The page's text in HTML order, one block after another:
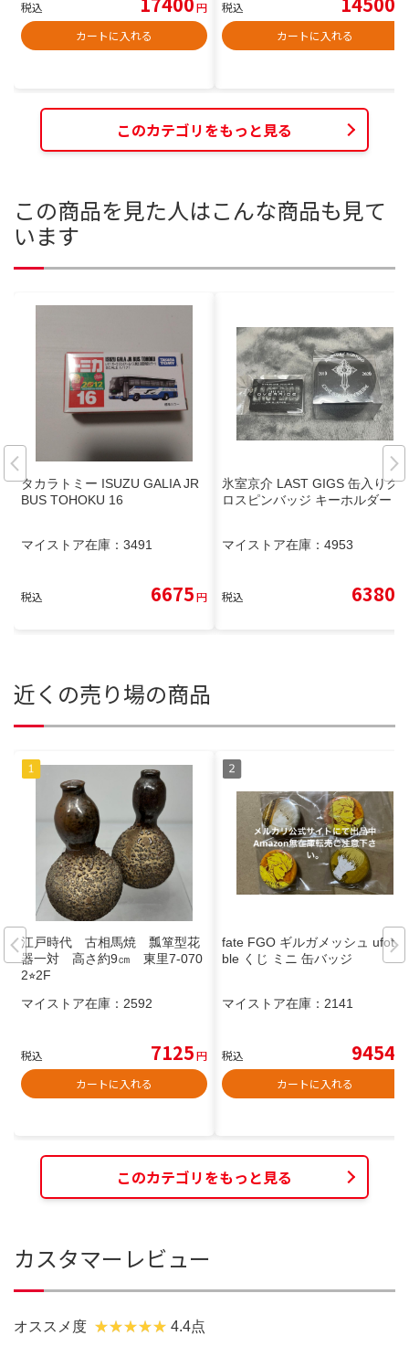
税込
円
カートに入れる
税込
カートに入れる
このカテゴリをもっと見る
この商品を見た人はこんな商品も見て
います
タカラトミー ISUZU GALIA JR
BUS TOHOKU 16
マイストア在庫： 3491
税込 6675円
氷室京介 LAST GIGS 缶入りク
ロスピンバッジ キーホルダー
マイストア在庫： 4953
税込 6380
近くの売り場の商品
江戸時代 古相馬焼 瓢箪型花
器一対 高さ約9㎝ 東里7-070
2⭐︎2F
マイストア在庫： 2592
税込 7125円
カートに入れる
fate FGO ギルガメッシュ ufota
ble くじ ミニ 缶バッジ
マイストア在庫： 2141
税込 9454
カートに入れる
このカテゴリをもっと見る
カスタマーレビュー
オススメ度 4.4点